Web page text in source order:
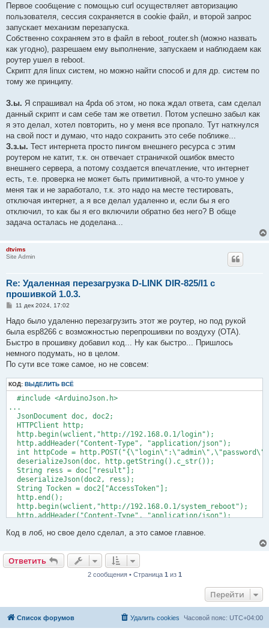
Первое сообщение с помощью curl осуществляет авторизацию
пользователя, сессия сохраняется в cookie файл, и второй запрос
запускает механизм перезапуска.
Собственно сохраняем это в файл в reboot_router.sh (можно назвать
как угодно), разрешаем ему выполнение, запускаем и наблюдаем как
роутер ушел в reboot.
Скрипт для linux систем, но можно найти способ и для др. систем по
тому же принципу.
З.ы. Я спрашивал на 4pda об этом, но пока ждал ответа, сам сделал
данный скрипт и сам себе там же ответил. Потом успешно забыл как
я это делал, хотел повторить, но у меня все пропало. Тут наткнулся
на свой пост и думаю, что надо сохранить это себе поближе...
З.з.ы. Тест интернета просто пингом внешнего ресурса с этим
роутером не катит, т.к. он отвечает страничкой ошибок вместо
внешнего сервера, а потому создается впечатление, что интернет
есть, т.е. проверка не может быть примитивной, а что-то умное у
меня так и не заработало, т.к. это надо на месте тестировать,
отключая интернет, а я все делал удаленно и, если бы я его
отключил, то как бы я его включили обратно без него? В обще
задача осталась не доделана...
dtvims
Site Admin
Re: Удаленная перезагрузка D-LINK DIR-825/I1 с
прошивкой 1.0.3.
С
о
б
щ
е
и
е
11 дек 2024, 17:02
Надо было удаленно перезагрузить этот же роутер, но под рукой
была esp8266 с возможностью перепрошивки по воздуху (OTA).
Быстро в прошивку добавил код... Ну как быстро... Пришлось
немного подумать, но в целом.
По сути все тоже самое, но не совсем:
КОД: ВЫДЕЛИТЬ ВСЁ
  #include <ArduinoJson.h>
...
  JsonDocument doc, doc2;
  HTTPClient http;
  http.begin(wclient,"http://192.168.0.1/login");
  http.addHeader("Content-Type", "application/json");
int httpCode =
  deserializeJson(doc, http.getString().c_str());
  String ress = doc["result"];
  deserializeJson(doc2, ress);
  String Tocken = doc2["AccessToken"];
  http.end();
  http.begin(wclient,"http://192.168.0.1/system_reboot");
  http.addHeader("Content-Type", "application/json");
  httpCode = http.POST("{}");
bot.sendMessage("Response " + String(httpCode) + " " +
  bot.editMessage(actUser.menuId, "Router", actUser.srcId);
Код в лоб, но свое дело сделал, а это самое главное.
Ответить
2 сообщения • Страница 1 из 1
Перейти
Список форумов Часовой пояс: UTC+04:00
Удалить cookies